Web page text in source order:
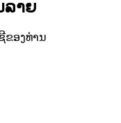
ລາຍ
ຂອງທ່ານ